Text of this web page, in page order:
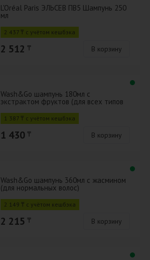
L'Oréal Paris ЭЛЬСЕВ ПВ5 Шампунь 250
мл
2 437 ₸ с учётом кешбэка
2 512 ₸ В корзину
Wash&Go шампунь 180мл с
экстрактом фруктов (для всех типов
1 387 ₸ с учётом кешбэка
1 430 ₸ В корзину
Wash&Go шампунь 360мл с жасмином
(для нормальных волос)
2 149 ₸ с учётом кешбэка
2 215 ₸ В корзину